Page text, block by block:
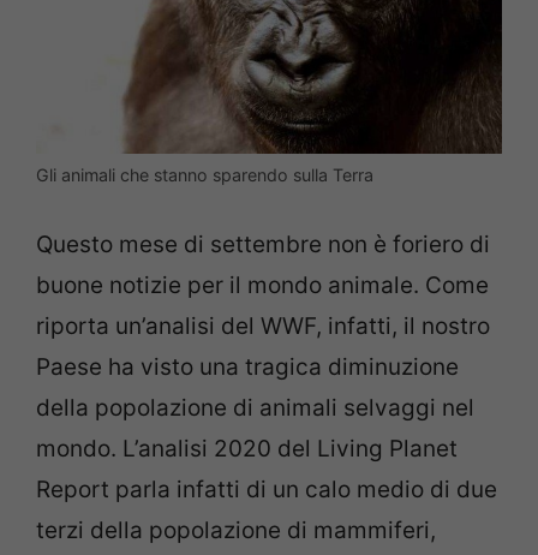
Gli animali che stanno sparendo sulla Terra
Questo mese di settembre non è foriero di
buone notizie per il mondo animale. Come
riporta un’analisi del WWF, infatti, il nostro
Paese ha visto una tragica diminuzione
della popolazione di animali selvaggi nel
mondo. L’analisi 2020 del Living Planet
Report parla infatti di un calo medio di due
terzi della popolazione di mammiferi,